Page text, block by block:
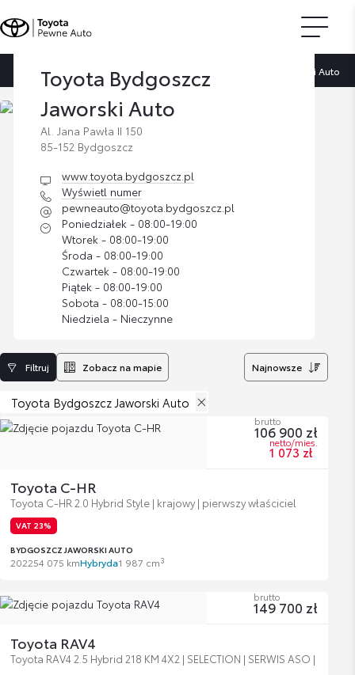
Strona główna Znajdź dilera Toyota Bydgoszcz Jaworski Auto
Toyota Bydgoszcz
Jaworski Auto
Al. Jana Pawła II 150
85-152 Bydgoszcz
www.toyota.bydgoszcz.pl
Wyświetl numer
pewneauto@toyota.bydgoszcz.pl
Poniedziałek - 08:00-19:00
Wtorek - 08:00-19:00
Środa - 08:00-19:00
Czwartek - 08:00-19:00
Piątek - 08:00-19:00
Sobota - 08:00-15:00
Niedziela - Nieczynne
Filtruj Zobacz na mapie Najnowsze
Toyota Bydgoszcz Jaworski Auto
Toyota C-HR
Toyota C-HR 2.0 Hybrid Style | krajowy | pierwszy właściciel
VAT 23%
BYDGOSZCZ JAWORSKI AUTO
202254 075 kmHybryda1 987 cm3
brutto
106 900 zł
netto/mies.
1 073 zł
Toyota RAV4
Toyota RAV4 2.5 Hybrid 218 KM 4X2 | SELECTION | SERWIS ASO |
brutto
149 700 zł